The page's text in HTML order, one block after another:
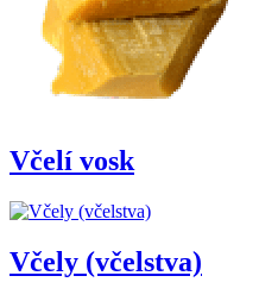
Včelí vosk
Včely (včelstva)